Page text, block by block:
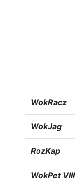
WokRacz
WokJag
RozKap
WokPet VIII